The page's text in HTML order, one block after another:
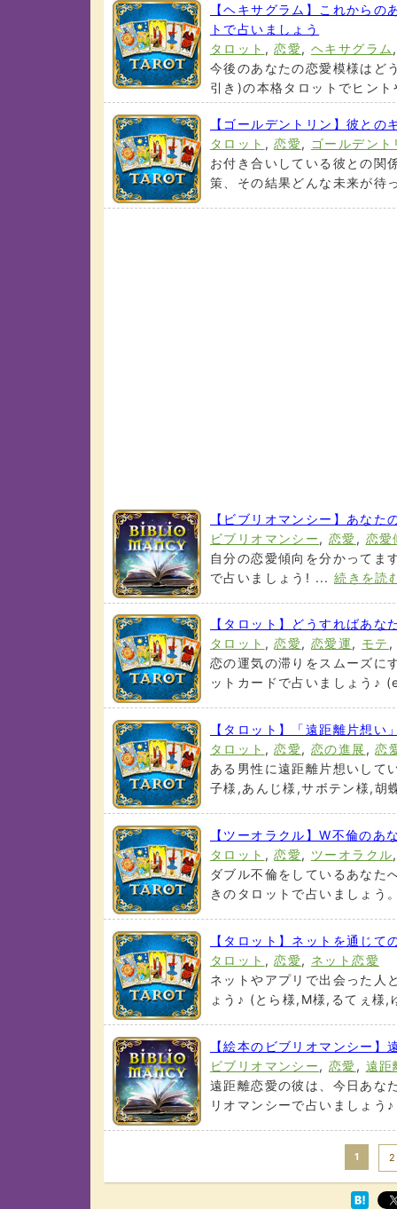
【ヘキサグラム】これから
トで占いましょう
タロット ,恋愛,ヘキサグラム
今後のあなたの恋愛模様は
引き)の本格タロットでヒン
【ゴールデントリン】彼と
タロット ,恋愛, ゴールデント
お付き合いしている彼との
策、その結果どんな未来が
【ビブリオマンシー】あな
ビブリオマンシー, 恋愛 , 恋愛
自分の恋愛傾向を分かってま
で占いましょう! ...続きを読
【タロット】どうすればあ
タロット ,恋愛,恋愛運, モテ
恋の運気の滞りをスムーズに
ットカードで占いましょう♪
【タロット】「遠距離片想
タロット ,恋愛,恋の進展 ,恋
ある男性に遠距離片想いし
子様,あんじ様,サボテン様,
【ツーオラクル】W不倫の
タロット ,恋愛, ツーオラクル
ダブル不倫をしているあなた
きのタロットで占いましょ
【タロット】ネットを通じ
タロット ,恋愛, ネット恋愛
ネットやアプリで出会った人
ょう♪ (とら様,M様,るてぇ様
【絵本のビブリオマンシー
ビブリオマンシー, 恋愛 , 遠距
遠距離恋愛の彼は、今日あな
リオマンシーで占いましょ
1 2